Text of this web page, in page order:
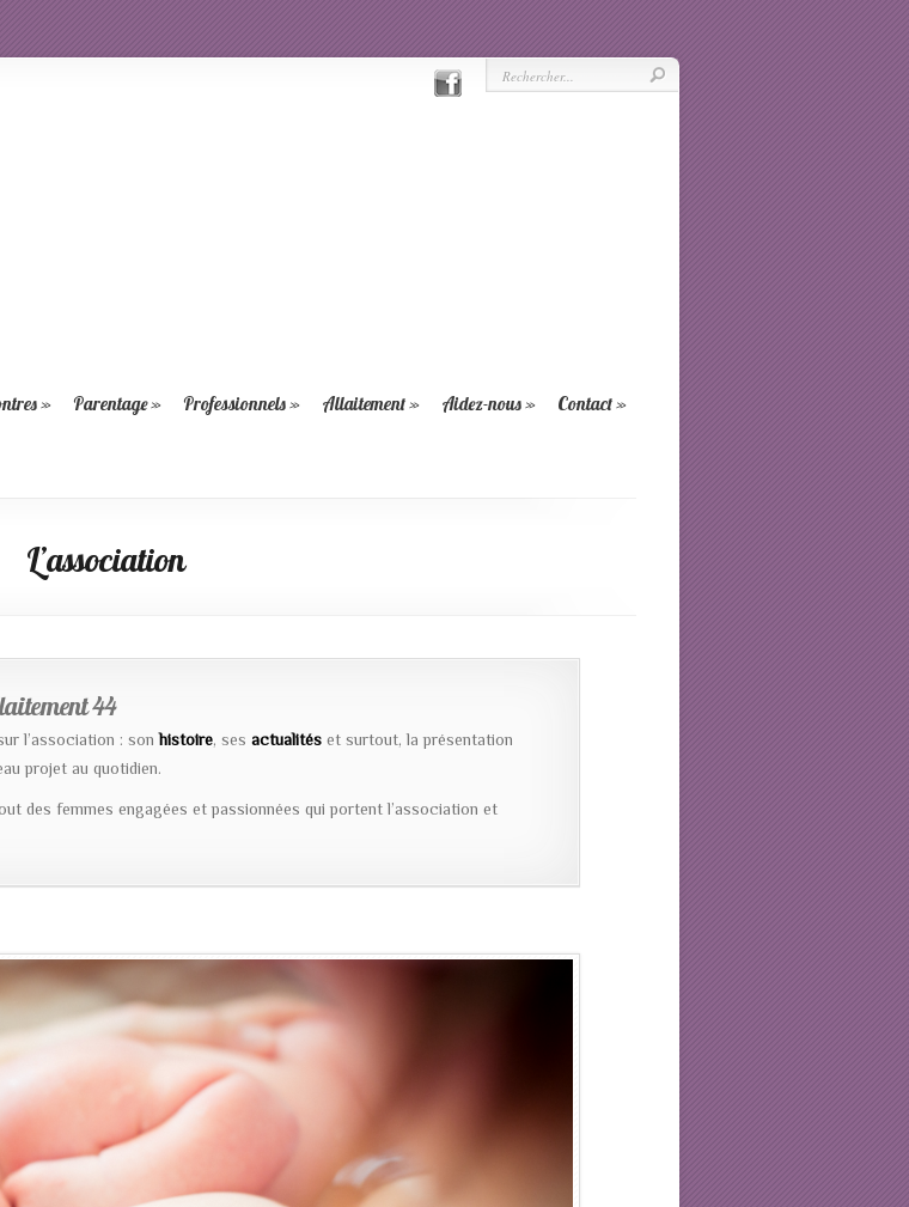
» Parentage» Professionnels» Allaitement» Aidez-nous» Contact»
L’association
44
l’association : sonhistoire, ses actualités et surtout, la présentation
projet au quotidien.
des femmes engagées et passionnées qui portent l’association et